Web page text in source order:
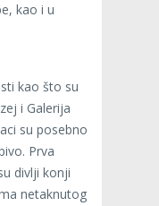
kao i u
kao što su
i Galerija
su posebno
Prva
divlji konji
netaknutog